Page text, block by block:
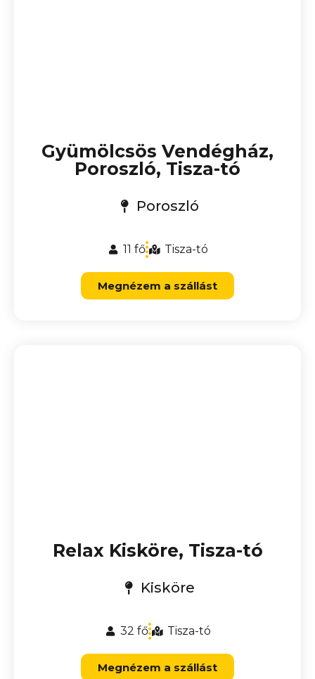
Gyümölcsös Vendégház,
Poroszló, Tisza-tó
Poroszló
11 fő Tisza-tó
Megnézem a szállást
Relax Kisköre, Tisza-tó
Kisköre
32 fő Tisza-tó
Megnézem a szállást